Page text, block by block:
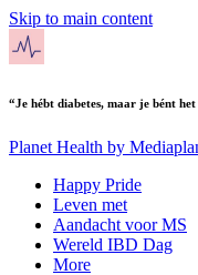
Skip to main content
“Je hébt diabetes, maar je bént
Planet Health by
Happy Pride
Leven met
Aandacht voor MS
Wereld IBD Dag
More